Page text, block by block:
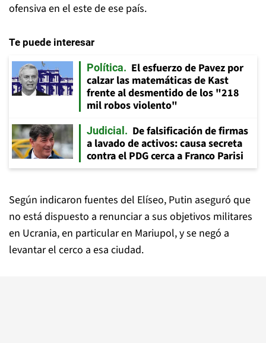
ofensiva en el este de ese país.
Te puede interesar
Política
El esfuerzo de Pavez por
calzar las matemáticas de Kast
frente al desmentido de los "218
mil robos violento"
Judicial
De falsificación de firmas
a lavado de activos: causa secreta
contra el PDG cerca a Franco Parisi
Según indicaron fuentes del Elíseo, Putin aseguró que
no está dispuesto a renunciar a sus objetivos militares
en Ucrania, en particular en Mariupol, y se negó a
levantar el cerco a esa ciudad.